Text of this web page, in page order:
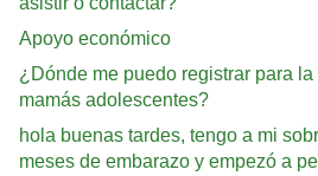
Apoyo económico
¿Dónde me puedo registrar para
mamás adolescentes?
hola buenas tardes, tengo a mi
meses de embarazo y empezó a